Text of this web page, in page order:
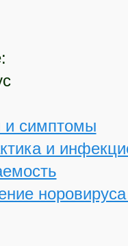
и симптомы
и